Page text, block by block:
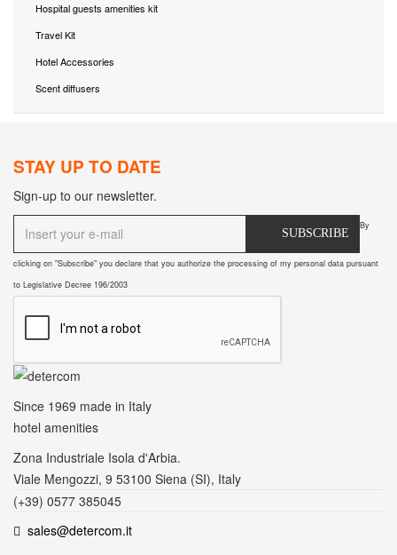
Hospital guests amenities kit
Travel Kit
Hotel Accessories
Scent diffusers
STAY UP TO DATE
Sign-up to our newsletter.
SUBSCRIBE
By
clicking on "Subscribe" you declare that you authorize the processing of my personal data pursuant
to Legislative Decree 196/2003
Since 1969 made in Italy
hotel amenities
Zona Industriale Isola d'Arbia.
Viale Mengozzi, 9 53100 Siena (SI), Italy
(+39) 0577 385045
sales@detercom.it